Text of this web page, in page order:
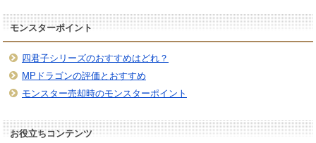
モンスターポイント
四君子シリーズのおすすめはどれ？
MPドラゴンの評価とおすすめ
モンスター売却時のモンスターポイント
お役立ちコンテンツ